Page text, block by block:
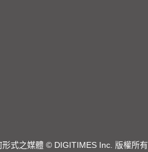
式之媒體 © DIGITIMES Inc. 版權所有